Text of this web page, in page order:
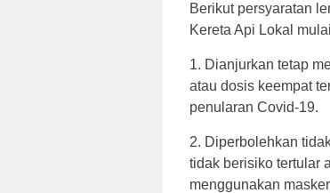
Berikut persyaratan
Kereta Api Lokal
1. Dianjurkan tetap
atau dosis keempat
penularan Covid-19.
2. Diperbolehkan
tidak berisiko tertular
menggunakan